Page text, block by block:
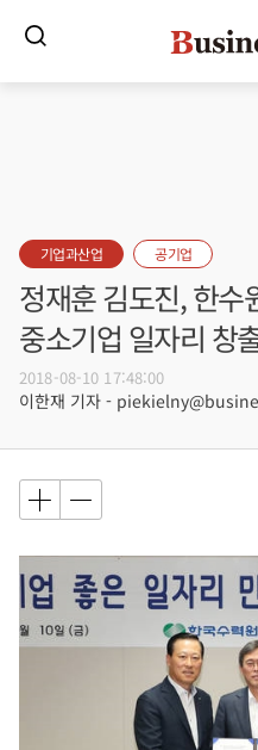
기업과산업 공기업
정재훈 김도진, 한수
중소기업 일자리 창
2018-08-10 17:48:00
이한재 기자 -